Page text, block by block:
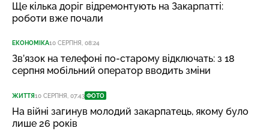
Ще кілька доріг відремонтують на Закарпатті:
роботи вже почали
ЕКОНОМІКА10 СЕРПНЯ, 08:24
Зв’язок на телефоні по-старому відключать: з 18
серпня мобільний оператор вводить зміни
ЖИТТЯ10 СЕРПНЯ, 07:43 ФОТО
На війні загинув молодий закарпатець, якому було
лише 26 років